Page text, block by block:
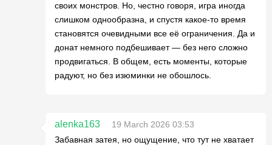
своих монстров. Но, честно говоря, игра иногда
слишком однообразна, и спустя какое-то время
становятся очевидными все её ограничения. Да и
донат немного подбешивает — без него сложно
продвигаться. В общем, есть моменты, которые
радуют, но без изюминки не обошлось.
alenka163
19 March 2026 03:53
Забавная затея, но ощущение, что тут не хватает